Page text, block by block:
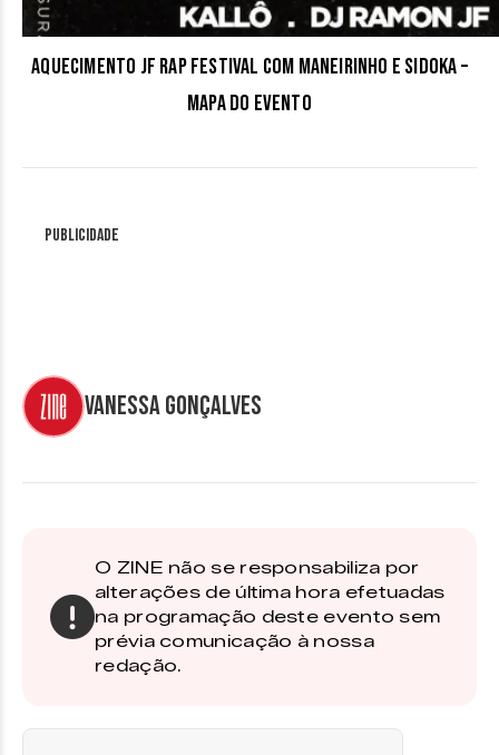
Aquecimento JF Rap Festival com Maneirinho e Sidoka –
Mapa do Evento
Publicidade
Vanessa Gonçalves
O ZINE não se responsabiliza por
alterações de última hora efetuadas
na programação deste evento sem
prévia comunicação à nossa
redação.